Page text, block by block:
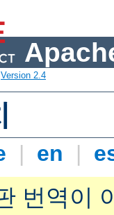
Version 2.4
| en |
번역이